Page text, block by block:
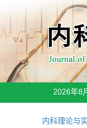
2026年8
内科理论与